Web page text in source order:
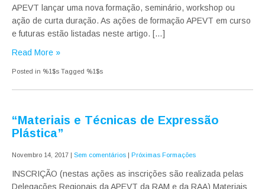
APEVT lançar uma nova formação, seminário, workshop ou
ação de curta duração. As ações de formação APEVT em curso
e futuras estão listadas neste artigo. […]
Read More »
Posted in %1$s Tagged %1$s
“Materiais e Técnicas de Expressão
Plástica”
Novembro 14, 2017 | Sem comentários | Próximas Formações
INSCRIÇÃO (nestas ações as inscrições são realizada pelas
Delegações Regionais da APEVT da RAM e da RAA) Materiais